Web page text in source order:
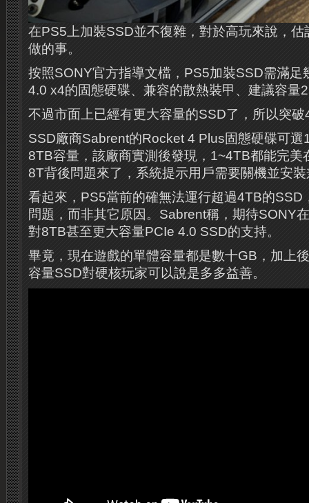
在PS5上加裝SSD並不復雜，對於高玩來說，
做的事。
按照SONY官方指導文檔，PS5加裝SSD需滿足
4.0 x4的固態硬碟、兼容的散熱裝甲、建議容量
不過市面上已經有更大容量的SSD了，所以突
SSD廠商Sabrent的Rocket 4 Plus固態硬碟可
8TB容量，該廠商實測後發現，1~4TB都能完美
8T背後問題來了，系統提示用戶需要關機並安
看起來，PS5當前的確無法運行超過4TB的SSD
問題，而非其它原因。Sabrent稱，期待SONY
對8TB甚至更大容量PCIe 4.0 SSD的支持。
畢竟，現在遊戲的單體容量都是數十GB，加上
容量SSD對硬核玩家可以說是多多益善。